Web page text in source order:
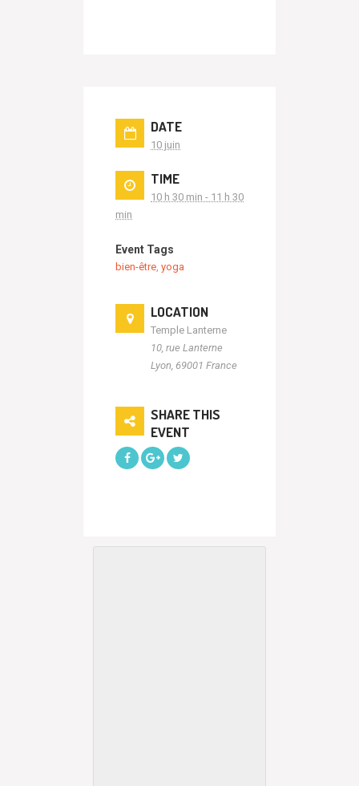
DATE
10 juin
TIME
10 h 30 min - 11 h 30
min
Event Tags
bien-être yoga
LOCATION
Temple Lanterne
10, rue Lanterne
Lyon 69001 France
SHARE THIS
EVENT